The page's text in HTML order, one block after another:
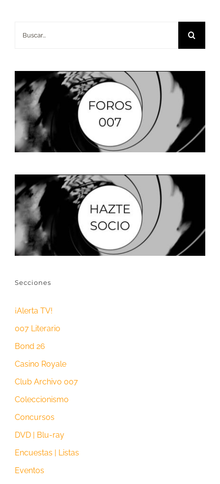
Secciones
¡Alerta TV!
007 Literario
Bond 26
Casino Royale
Club Archivo 007
Coleccionismo
Concursos
DVD | Blu-ray
Encuestas | Listas
Eventos